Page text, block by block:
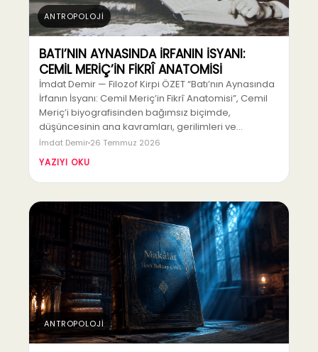
ANTROPOLOJİ
BATI’NIN AYNASINDA İRFANIN İSYANI:
CEMİL MERİÇ’İN FİKRÎ ANATOMİSİ
İmdat Demir — Filozof Kirpi ÖZET “Batı’nın Aynasında
İrfanın İsyanı: Cemil Meriç’in Fikrî Anatomisi”, Cemil
Meriç’i biyografisinden bağımsız biçimde,
düşüncesinin ana kavramları, gerilimleri ve…
İmdat Demir 26 Temmuz 2026
YAZIYI OKU
ANTROPOLOJİ